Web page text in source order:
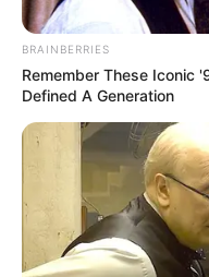
RCN Radio Cali-
Mujer siguió a su
encontró asesinado
BRAINBERRIES
Remember These Iconic
Defined A Generation